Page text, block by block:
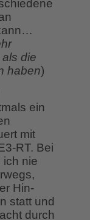
die
haben)
ein
mit
RT. Bei
ich nie
Hin-
statt und
durch